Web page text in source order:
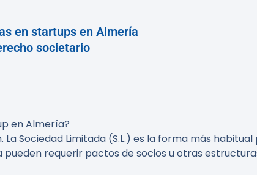
en startups en Almería
societario
en Almería?
Sociedad Limitada (S.L.) es la forma más
requerir pactos de socios u otras